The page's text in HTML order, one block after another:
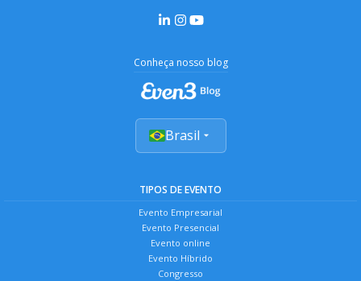
Conheça nosso blog
Brasil
TIPOS DE EVENTO
Evento Empresarial
Evento Presencial
Evento online
Evento Híbrido
Congresso